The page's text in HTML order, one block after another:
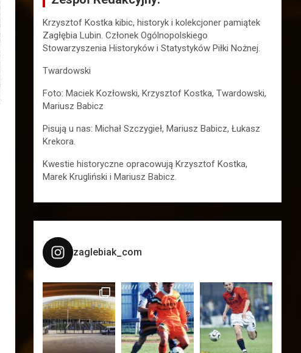
Krzysztof Kostka kibic, historyk i kolekcjoner pamiątek
Zagłębia Lubin. Członek Ogólnopolskiego
Stowarzyszenia Historyków i Statystyków Piłki Nożnej.
Twardowski
Foto: Maciek Kozłowski, Krzysztof Kostka, Twardowski,
Mariusz Babicz
Pisują u nas: Michał Szczygieł, Mariusz Babicz, Łukasz
Krekora.
Kwestie historyczne opracowują Krzysztof Kostka,
Marek Krugliński i Mariusz Babicz.
zaglebiak_com